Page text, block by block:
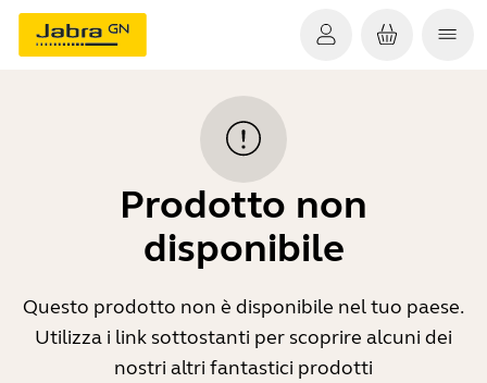
Prodotto non
disponibile
Questo prodotto non è disponibile nel tuo paese.
Utilizza i link sottostanti per scoprire alcuni dei
nostri altri fantastici prodotti